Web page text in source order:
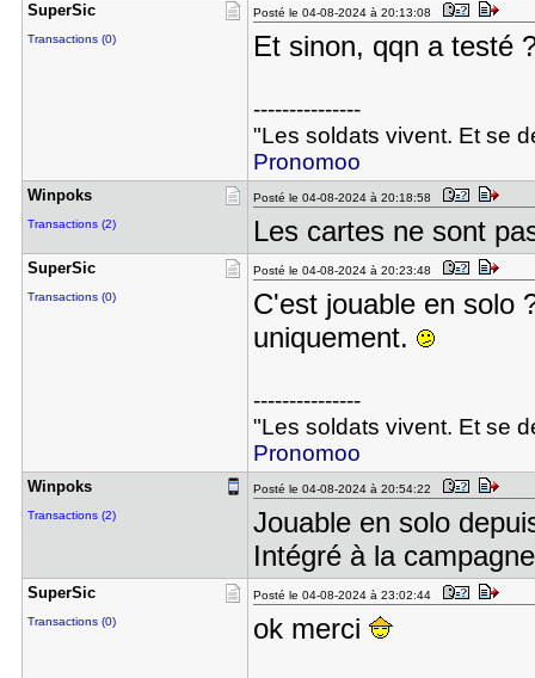
SuperSic
Transactions (0)
Posté le 04-08-2024 à 20:13:08
Et sinon, qqn a testé
---------------
"Les soldats vivent. Et se
Pronomoo
Winpoks
Transactions (2)
Posté le 04-08-2024 à 20:18:58
Les cartes ne sont
SuperSic
Transactions (0)
Posté le 04-08-2024 à 20:23:48
C'est jouable en solo
uniquement.
---------------
"Les soldats vivent. Et se
Pronomoo
Winpoks
Transactions (2)
Posté le 04-08-2024 à 20:54:22
Jouable en solo
Intégré à la
SuperSic
Transactions (0)
Posté le 04-08-2024 à 23:02:44
ok merci